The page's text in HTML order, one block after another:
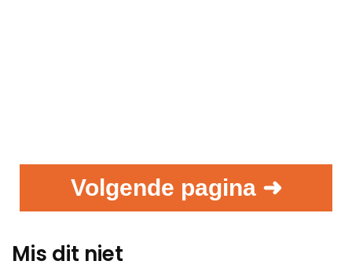
Volgende pagina ➜
Mis dit niet